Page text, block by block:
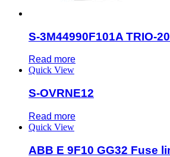
S-3M44990F101A TRIO-
Read more
Quick View
S-OVRNE12
Read more
Quick View
ABB E 9F10 GG32 Fuse